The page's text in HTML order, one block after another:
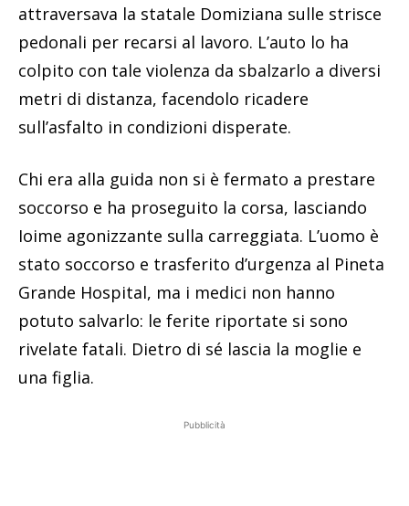
attraversava la statale Domiziana sulle strisce
pedonali per recarsi al lavoro. L’auto lo ha
colpito con tale violenza da sbalzarlo a diversi
metri di distanza, facendolo ricadere
sull’asfalto in condizioni disperate.
Chi era alla guida non si è fermato a prestare
soccorso e ha proseguito la corsa, lasciando
Ioime agonizzante sulla carreggiata. L’uomo è
stato soccorso e trasferito d’urgenza al Pineta
Grande Hospital, ma i medici non hanno
potuto salvarlo: le ferite riportate si sono
rivelate fatali. Dietro di sé lascia la moglie e
una figlia.
Pubblicità